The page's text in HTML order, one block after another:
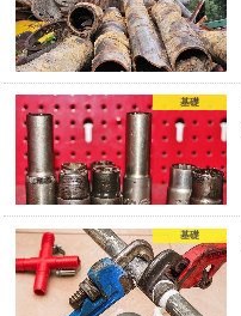
基礎
基礎